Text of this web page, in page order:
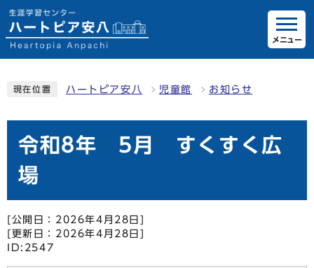
メニュー
現在位置 ハートピア安八 児童館 お知らせ
令和8年 5月 すくすく広
場
[公開日：2026年4月28日]
[更新日：2026年4月28日]
ID:2547